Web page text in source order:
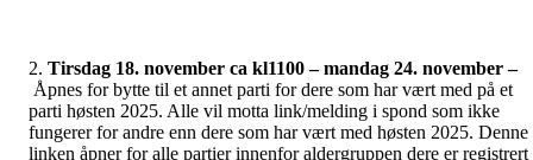
2. Tirsdag 18. november ca kl1100 – mandag 24. november –
Åpnes for bytte til et annet parti for dere som har vært med på et
parti høsten 2025. Alle vil motta link/melding i spond som ikke
fungerer for andre enn dere som har vært med høsten 2025. Denne
linken åpner for alle partier innenfor aldergruppen dere er registrert